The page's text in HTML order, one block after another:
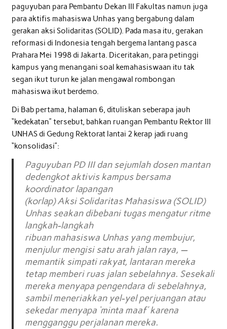
paguyuban para Pembantu Dekan III Fakultas namun juga
para aktifis mahasiswa Unhas yang bergabung dalam
gerakan aksi Solidaritas (SOLID). Pada masa itu, gerakan
reformasi di Indonesia tengah bergema lantang pasca
Prahara Mei 1998 di Jakarta. Diceritakan, para petinggi
kampus yang menangani soal kemahasiswaan itu tak
segan ikut turun ke jalan mengawal rombongan
mahasiswa ikut berdemo.
Di Bab pertama, halaman 6, dituliskan seberapa jauh
“kedekatan” tersebut, bahkan ruangan Pembantu Rektor III
UNHAS di Gedung Rektorat lantai 2 kerap jadi ruang
“konsolidasi”:
Paguyuban PD III dan sejumlah dosen mantan
dedengkot aktivis kampus bersama
koordinator lapangan
(korlap) Aksi Solidaritas Mahasiswa (SOLID)
Unhas seakan dibebani tugas mengatur ritme
langkah-langkah
ribuan mahasiswa Unhas yang membujur,
menjulur mengisi satu arah jalan raya, —
memantik simpati rakyat, lantaran mereka
tetap memberi ruas jalan sebelahnya. Sesekali
mereka menyapa pengendara di sebelahnya,
sambil meneriakkan yel-yel perjuangan atau
sekedar menyapa ‘minta maaf’ karena
mengganggu perjalanan mereka.